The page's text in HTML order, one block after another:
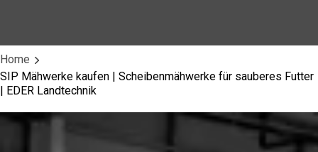
Home
SIP Mähwerke kaufen | Scheibenmähwerke für sauberes Futter
| EDER Landtechnik